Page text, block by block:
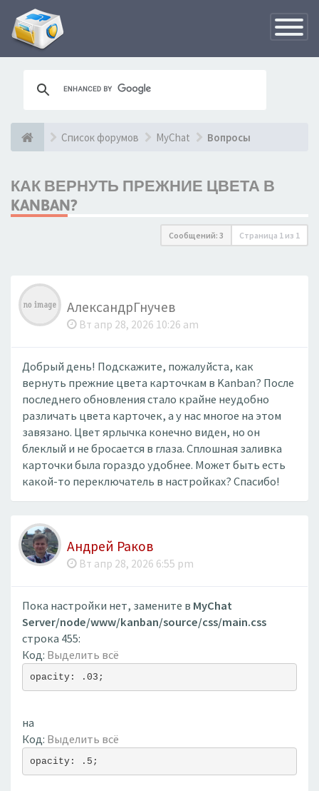
Список форумов MyChat Вопросы
КАК ВЕРНУТЬ ПРЕЖНИЕ ЦВЕТА В
KANBAN?
Сообщений: 3 Страница 1 из 1
АлександрГнучев
Вт апр 28, 2026 10:26 am
Добрый день! Подскажите, пожалуйста, как
вернуть прежние цвета карточкам в Kanban? После
последнего обновления стало крайне неудобно
различать цвета карточек, а у нас многое на этом
завязано. Цвет ярлычка конечно виден, но он
блеклый и не бросается в глаза. Сплошная заливка
карточки была гораздо удобнее. Может быть есть
какой-то переключатель в настройках? Спасибо!
Андрей Раков
Вт апр 28, 2026 6:55 pm
Пока настройки нет, замените в MyChat
Server/node/www/kanban/source/css/main.css
строка 455:
Код: Выделить всё
opacity: .03;
на
Код: Выделить всё
opacity: .5;